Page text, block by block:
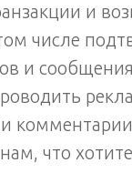
и
числе
и
что